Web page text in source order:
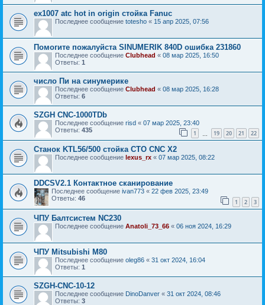
ex1007 atc hot in origin стойка Fanuc
Последнее сообщение totesho « 15 апр 2025, 07:56
Помогите пожалуйста SINUMERIK 840D ошибка 231860
Последнее сообщение Clubhead « 08 мар 2025, 16:50
Ответы: 1
число Пи на синумерике
Последнее сообщение Clubhead « 08 мар 2025, 16:28
Ответы: 6
SZGH CNC-1000TDb
Последнее сообщение risd « 07 мар 2025, 23:40
Ответы: 435 1 19 20 21 22
Станок KTL56/500 стойка CTO CNC X2
Последнее сообщение lexus_rx « 07 мар 2025, 08:22
DDCSV2.1 Контактное сканирование
Последнее сообщение ivan773 « 22 фев 2025, 23:49
Ответы: 46 1 2 3
ЧПУ Балтсистем NC230
Последнее сообщение Anatoli_73_66 « 06 ноя 2024, 16:29
ЧПУ Mitsubishi M80
Последнее сообщение oleg86 « 31 окт 2024, 16:04
Ответы: 1
SZGH-CNC-10-12
Последнее сообщение DinoDanver « 31 окт 2024, 08:46
Ответы: 3